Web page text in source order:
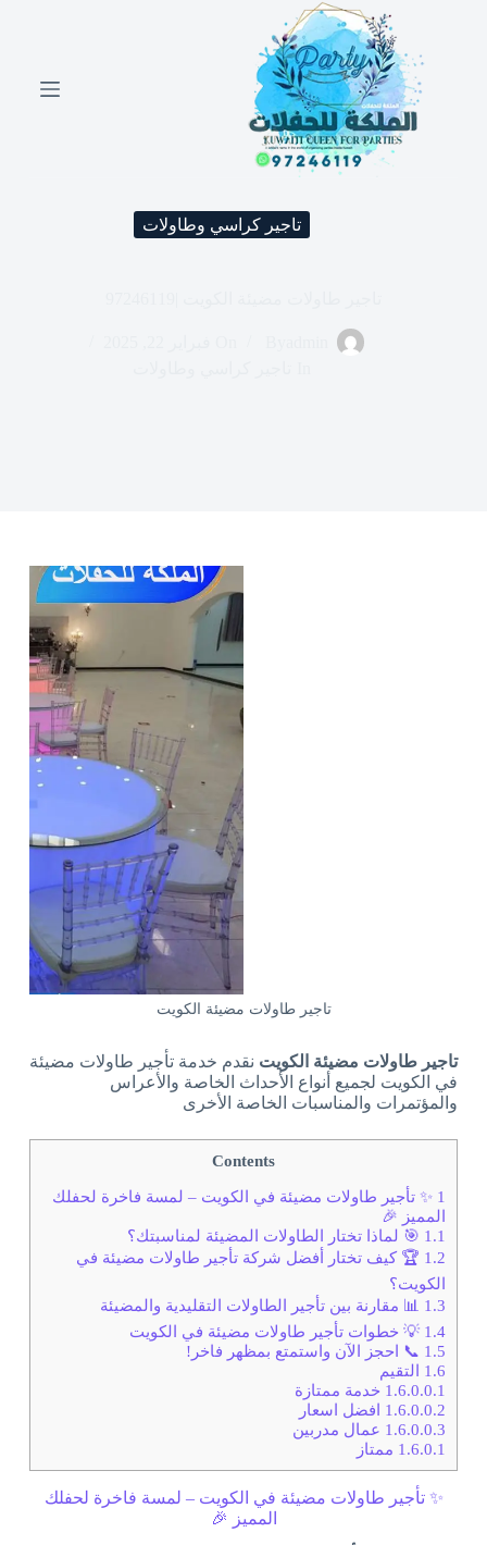
تاجير كراسي وطاولات
تاجير طاولات مضيئة الكويت
تاجير طاولات مضيئة الكويت نقدم خدمة تأجير طاولات مضيئة
في الكويت لجميع أنواع الأحداث الخاصة والأعراس
والمؤتمرات والمناسبات الخاصة الأخرى
Contents
1 ✨ تأجير طاولات مضيئة في الكويت – لمسة فاخرة لحفلك
المميز 🎉
1.1 🎯 لماذا تختار الطاولات المضيئة لمناسبتك؟
1.2 🏆 كيف تختار أفضل شركة تأجير طاولات مضيئة في
الكويت؟
1.3 📊 مقارنة بين تأجير الطاولات التقليدية والمضيئة
1.4 💡 خطوات تأجير طاولات مضيئة في الكويت
1.5 📞 احجز الآن واستمتع بمظهر فاخر!
1.6 التقيم
1.6.0.0.1 خدمة ممتازة
1.6.0.0.2 افضل اسعار
1.6.0.0.3 عمال مدربين
1.6.0.1 ممتاز
✨ تأجير طاولات مضيئة في الكويت – لمسة فاخرة لحفلك
المميز 🎉